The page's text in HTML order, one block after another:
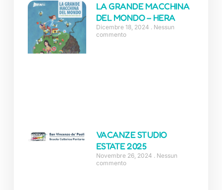
LA GRANDE MACCHINA
DEL MONDO – HERA
Dicembre 18, 2024 Nessun
commento
VACANZE STUDIO
ESTATE 2025
Novembre 26, 2024 Nessun
commento